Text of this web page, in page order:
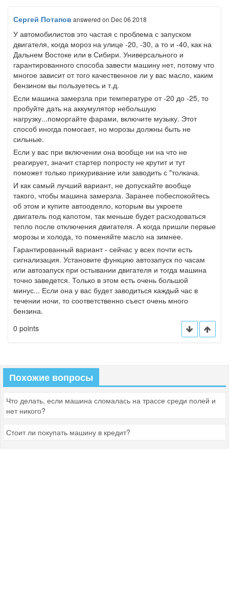
Сергей Потапов answered on Dec 06 2018
У автомобилистов это частая с проблема с запуском
двигателя, когда мороз на улице -20, -30, а то и -40, как на
Дальнем Востоке или в Сибири. Универсального и
гарантированного способа завести машину нет, потому что
многое зависит от того качественное ли у вас масло, каким
бензином вы пользуетесь и т.д.
Если машина замерзла при температуре от -20 до -25, то
пробуйте дать на аккумулятор небольшую
нагрузку...поморгайте фарами, включите музыку. Этот
способ иногда помогает, но морозы должны быть не
сильные.
Если у вас при включении она вообще ни на что не
реагирует, значит стартер попросту не крутит и тут
поможет только прикуривание или заводить с "толкача.
И как самый лучший вариант, не допускайте вообще
такого, чтобы машина замерзла. Заранее побеспокойтесь
об этом и купите автоодеяло, которым вы укроете
двигатель под капотом, так меньше будет расходоваться
тепло после отключения двигателя. А когда пришли первые
морозы и холода, то поменяйте масло на зимнее.
Гарантированный вариант - сейчас у всех почти есть
сигнализация. Установите функцию автозапуск по часам
или автозапуск при остывании двигателя и тогда машина
точно заведется. Только в этом есть очень большой
минус... Если она у вас будет заводиться каждый час в
течении ночи, то соответственно съест очень много
бензина.
0 points
Похожие вопросы
Что делать, если машина сломалась на трассе среди полей и
нет никого?
Стоит ли покупать машину в кредит?